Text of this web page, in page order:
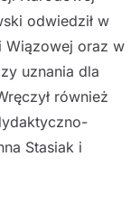
odwiedził w
Wiązowej oraz w
uznania dla
również
Stasiak i